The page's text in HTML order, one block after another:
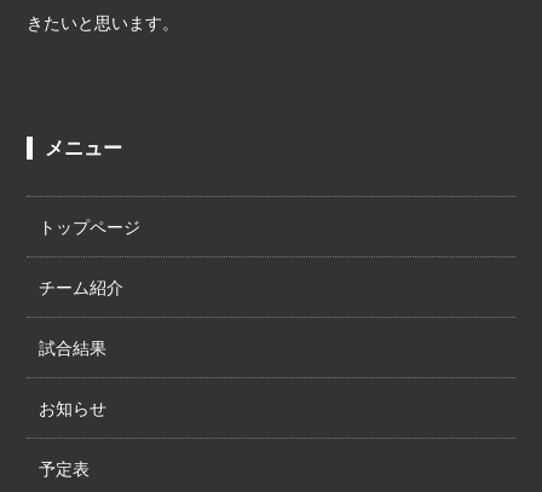
きたいと思います。
メニュー
トップページ
チーム紹介
試合結果
お知らせ
予定表